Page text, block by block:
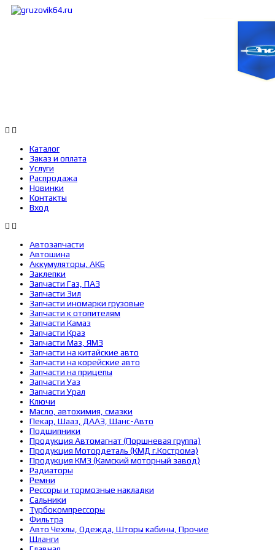
Каталог
Заказ и оплата
Услуги
Распродажа
Новинки
Контакты
Вход
Автозапчасти
Автошина
Аккумуляторы, АКБ
Заклепки
Запчасти Газ, ПАЗ
Запчасти Зил
Запчасти иномарки грузовые
Запчасти к отопителям
Запчасти Камаз
Запчасти Краз
Запчасти Маз, ЯМЗ
Запчасти на китайские авто
Запчасти на корейские авто
Запчасти на прицепы
Запчасти Уаз
Запчасти Урал
Ключи
Масло, автохимия, смазки
Пекар, Шааз, ДААЗ, Шанс-Авто
Подшипники
Продукция Автомагнат (Поршневая группа)
Продукция Мотордеталь (КМД г.Кострома)
Продукция КМЗ (Камский моторный завод)
Радиаторы
Ремни
Рессоры и тормозные накладки
Сальники
Турбокомпрессоры
Фильтра
Авто Чехлы, Одежда, Шторы кабины, Прочие
Шланги